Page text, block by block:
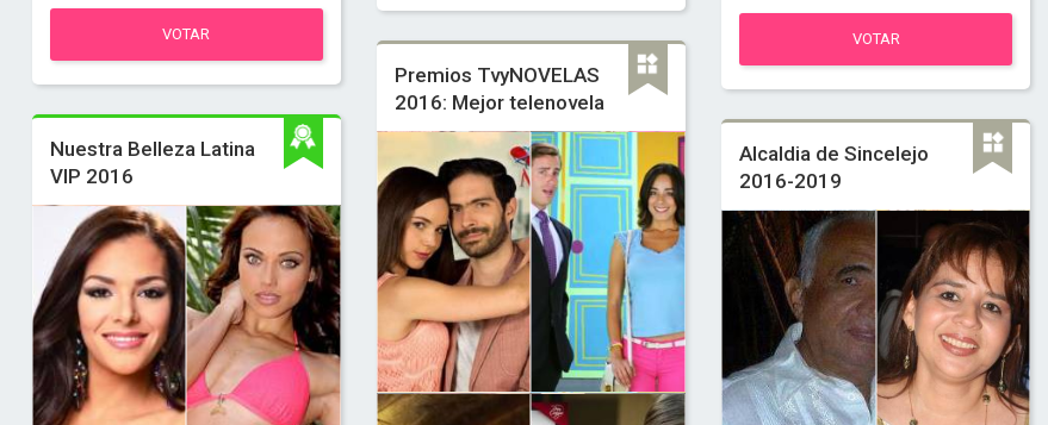
VOTAR
Nuestra Belleza Latina
VIP 2016
Premios TvyNOVELAS
2016: Mejor telenovela
VOTAR
Alcaldia de Sincelejo
2016-2019